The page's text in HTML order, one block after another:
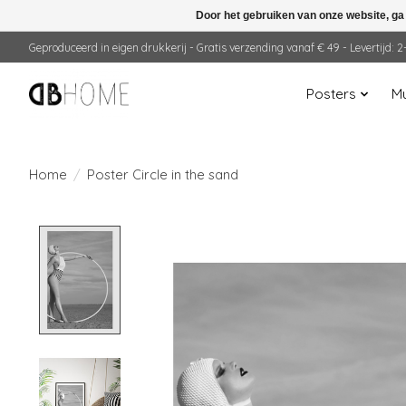
Geproduceerd in eigen drukkerij - Gratis verzending vanaf € 49 - Levertijd:
Posters
Home / Poster Circle in the sand
Door het gebruiken van onze website,